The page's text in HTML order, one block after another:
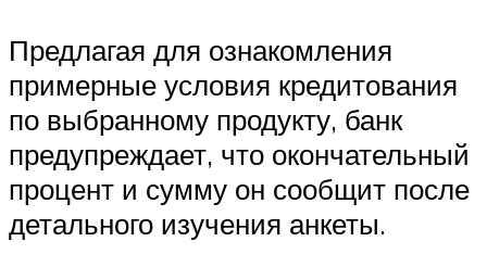
Предлагая для ознакомления
примерные условия кредитования
по выбранному продукту, банк
предупреждает, что окончательный
процент и сумму он сообщит после
детального изучения анкеты.